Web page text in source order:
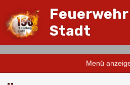
Stadt
Menü